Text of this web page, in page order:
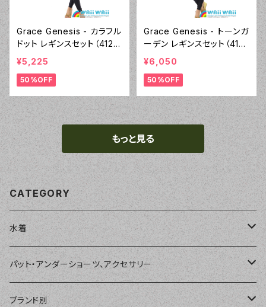
Grace Genesis - カラフル
ドット レギンスセット（4122
- 60:グリーン）
¥5,225
50%OFF
Grace Genesis - トーンガ
ーデン レギンスセット（4121
- 70:ブルー）
¥6,050
50%OFF
もっと見る
CATEGORY
水着
単品
ショートパンツ、ボードショーツ
ワンピース・モノキニ
パット・アンダーショーツ、アクセサリー
パット
ブランド別